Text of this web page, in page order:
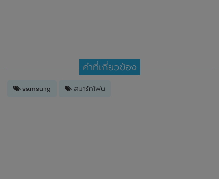
คำที่เกี่ยวข้อง
samsung สมาร์ทโฟน